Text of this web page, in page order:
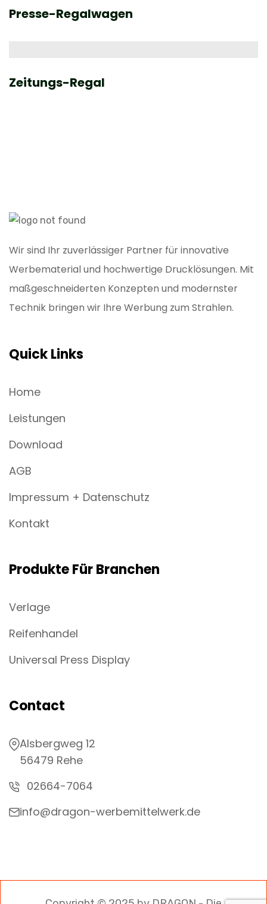
Presse-Regalwagen
Zeitungs-Regal
Wir sind Ihr zuverlässiger Partner für innovative
Werbematerial und hochwertige Drucklösungen. Mit
maßgeschneiderten Konzepten und modernster
Technik bringen wir Ihre Werbung zum Strahlen.
Quick Links
Home
Leistungen
Download
AGB
Impressum + Datenschutz
Kontakt
Produkte Für Branchen
Verlage
Reifenhandel
Universal Press Display
Contact
Alsbergweg 12
56479 Rehe
02664-7064
info@dragon-werbemittelwerk.de